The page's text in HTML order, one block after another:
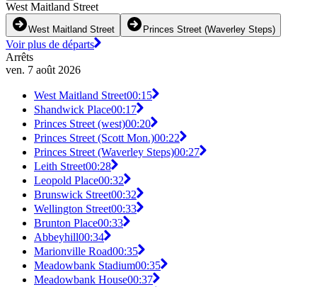
West Maitland Street
West Maitland Street Princes Street (Waverley Steps)
Voir plus de départs
Arrêts
ven. 7 août 2026
West Maitland Street00:15
Shandwick Place00:17
Princes Street (west)00:20
Princes Street (Scott Mon.)00:22
Princes Street (Waverley Steps)00:27
Leith Street00:28
Leopold Place00:32
Brunswick Street00:32
Wellington Street00:33
Brunton Place00:33
Abbeyhill00:34
Marionville Road00:35
Meadowbank Stadium00:35
Meadowbank House00:37